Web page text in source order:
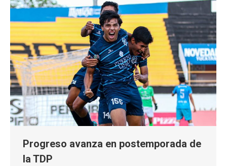
Progreso avanza en postemporada de
la TDP